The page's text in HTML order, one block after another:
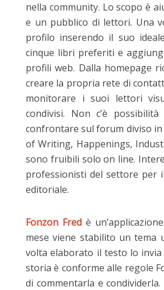
nella community. Lo scopo è
e un pubblico di lettori. Una
profilo inserendo il suo
cinque libri preferiti e
profili web. Dalla homepage
creare la propria rete di
monitorare i suoi lettori
condivisi. Non c’è
confrontare sul forum diviso in
of Writing, Happenings,
sono fruibili solo on line.
professionisti del settore per
editoriale.
Fonzon Fredè
mese viene stabilito un tema
volta elaborato il testo lo invia
storia è conforme alle regole
di commentarla e